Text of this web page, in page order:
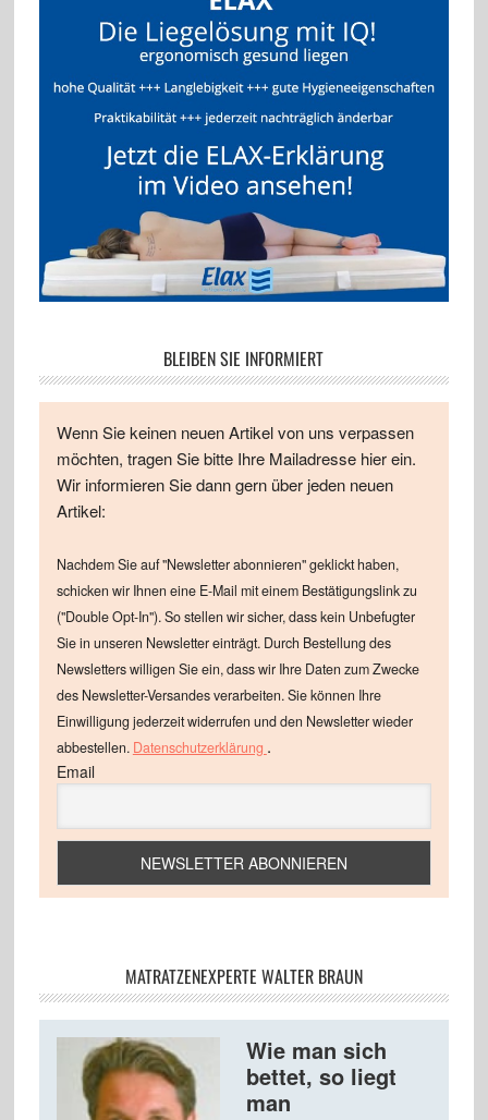
BLEIBEN SIE INFORMIERT
Wenn Sie keinen neuen Artikel von uns verpassen
möchten, tragen Sie bitte Ihre Mailadresse hier ein.
Wir informieren Sie dann gern über jeden neuen
Artikel:
Nachdem Sie auf "Newsletter abonnieren" geklickt haben,
schicken wir Ihnen eine E-Mail mit einem Bestätigungslink zu
("Double Opt-In"). So stellen wir sicher, dass kein Unbefugter
Sie in unseren Newsletter einträgt. Durch Bestellung des
Newsletters willigen Sie ein, dass wir Ihre Daten zum Zwecke
des Newsletter-Versandes verarbeiten. Sie können Ihre
Einwilligung jederzeit widerrufen und den Newsletter wieder
abbestellen. Datenschutzerklärung .
Email
MATRATZENEXPERTE WALTER BRAUN
Wie man sich
bettet, so liegt
man